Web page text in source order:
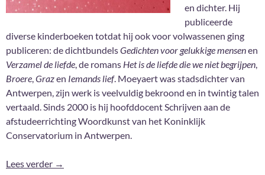
en dichter. Hij
publiceerde
diverse kinderboeken totdat hij ook voor volwassenen ging
publiceren: de dichtbundelsGedichten voor gelukkige mensenen
Verzamel de liefde, de romans Het is de liefde die we niet begrijpen,
Broere,Grazen Iemands lief. Moeyaert was stadsdichter van
Antwerpen, zijn werk is veelvuldig bekroond en in twintig talen
vertaald. Sinds 2000 is hij hoofddocent Schrijven aan de
afstudeerrichting Woordkunst van het Koninklijk
Conservatorium in Antwerpen.
Lees verder Verzamel de liefde – Bart Moeyaert
→